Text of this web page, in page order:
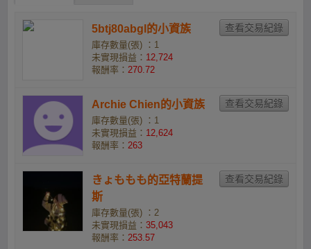
5btj80abgl的小資族
庫存數量(張) ：1
未實現損益： 12,724
報酬率： 270.72
Archie Chien的小資族
庫存數量(張) ：1
未實現損益： 12,624
報酬率： 263
きょももも的亞特蘭提
斯
庫存數量(張) ：2
未實現損益： 35,043
報酬率： 253.57